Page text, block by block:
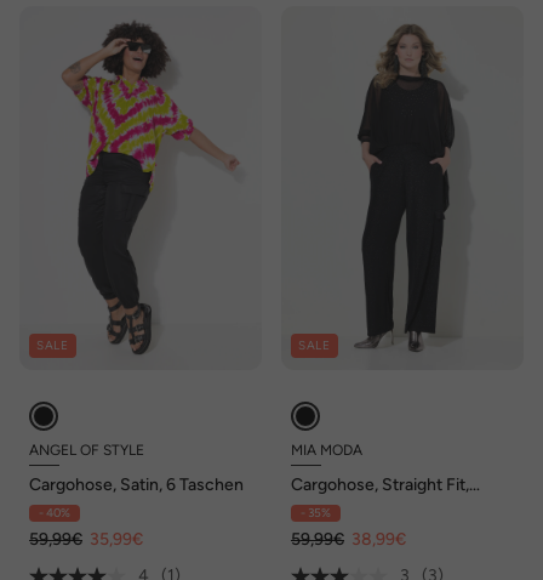
SALE
ANGEL OF STYLE
Cargohose, Satin, 6 Taschen
- 40%
59,99€ 35,99€
4
(1)
SALE
MIA MODA
Cargohose, Straight Fit,
Glitzereffekt
- 35%
59,99€ 38,99€
3
(3)